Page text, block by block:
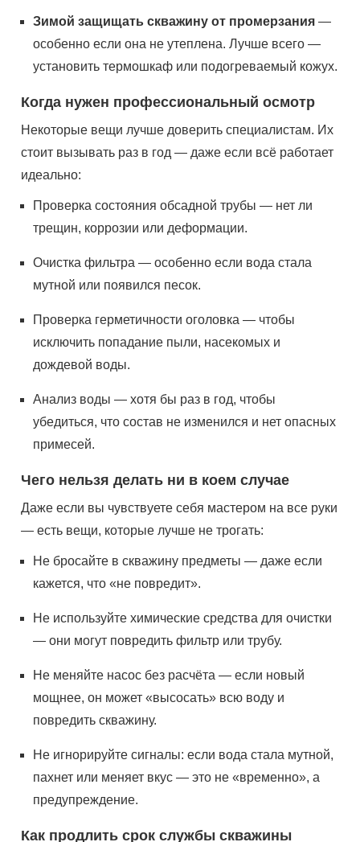
Зимой защищать скважину от промерзания —
особенно если она не утеплена. Лучше всего —
установить термошкаф или подогреваемый кожух.
Когда нужен профессиональный осмотр
Некоторые вещи лучше доверить специалистам. Их
стоит вызывать раз в год — даже если всё работает
идеально:
Проверка состояния обсадной трубы — нет ли
трещин, коррозии или деформации.
Очистка фильтра — особенно если вода стала
мутной или появился песок.
Проверка герметичности оголовка — чтобы
исключить попадание пыли, насекомых и
дождевой воды.
Анализ воды — хотя бы раз в год, чтобы
убедиться, что состав не изменился и нет опасных
примесей.
Чего нельзя делать ни в коем случае
Даже если вы чувствуете себя мастером на все руки
— есть вещи, которые лучше не трогать:
Не бросайте в скважину предметы — даже если
кажется, что «не повредит».
Не используйте химические средства для очистки
— они могут повредить фильтр или трубу.
Не меняйте насос без расчёта — если новый
мощнее, он может «высосать» всю воду и
повредить скважину.
Не игнорируйте сигналы: если вода стала мутной,
пахнет или меняет вкус — это не «временно», а
предупреждение.
Как продлить срок службы скважины